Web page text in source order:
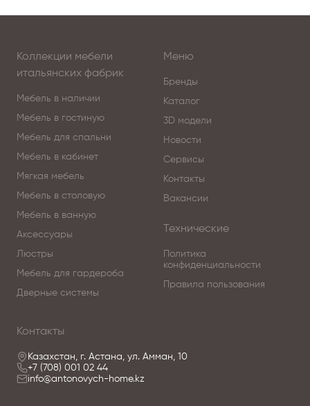
Коллекции мебели
итальянских фабрик
Мебель в наличии
Мебель в гостиную
Мебель для спальни
Мебель в кабинет
Мягкая мебель
Мебель в столовую
Мебель в ванную
Аксессуары
Люстры
Мебель для гардероба
Дверные системы
Меню
Бренды
Каталог
3D модели
Новости
Сервисы
Контакты
Вакансии
Технические
Политика
конфиденциальности
Правила пользования
Контакты
Казахстан, г. Астана, ул. Амман, 10
+7 (708) 001 02 44
info@antonovych-home.kz